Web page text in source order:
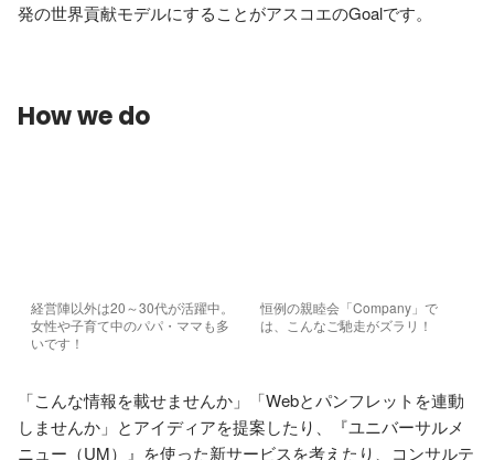
発の世界貢献モデルにすることがアスコエのGoalです。
How we do
経営陣以外は20～30代が活躍中。
女性や子育て中のパパ・ママも多
いです！
恒例の親睦会「Company」で
は、こんなご馳走がズラリ！
「こんな情報を載せませんか」「Webとパンフレットを連動
しませんか」とアイディアを提案したり、『ユニバーサルメ
ニュー（UM）』を使った新サービスを考えたり、コンサルテ